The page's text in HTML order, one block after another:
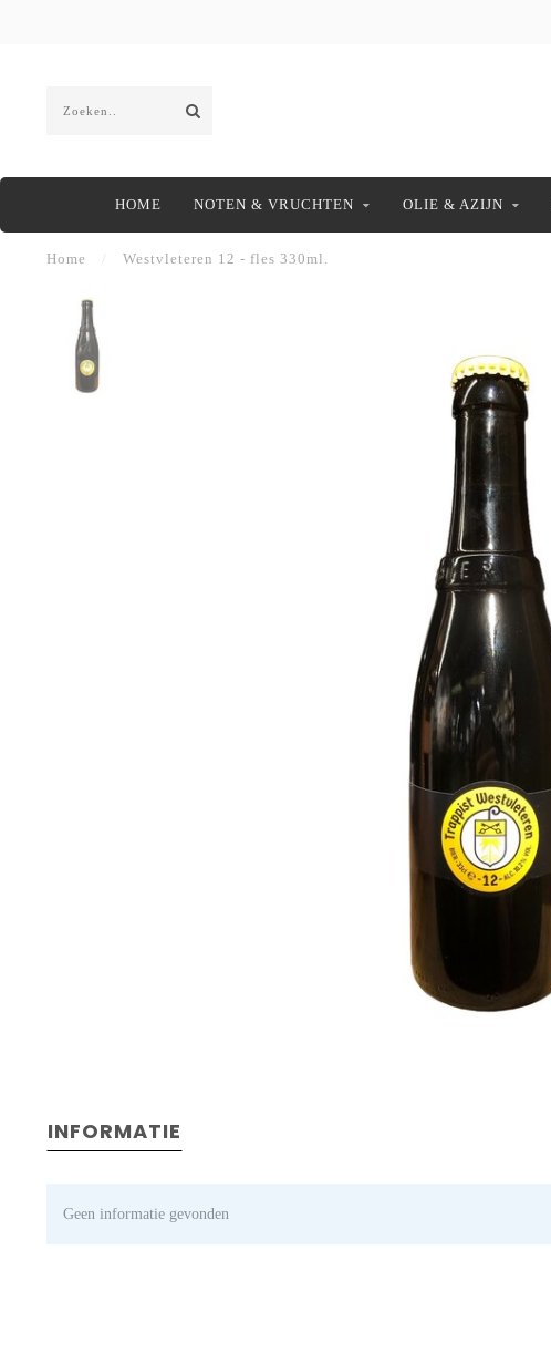
HOME NOTEN & VRUCHTEN OLIE & AZIJN
Home Westvleteren 12 - fles 330ml.
INFORMATIE
Geen informatie gevonden